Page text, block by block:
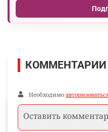
КОММЕНТАРИИ
Необходимо